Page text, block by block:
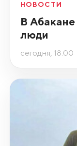
НОВОСТИ
В
люди
сегодня, 18:00